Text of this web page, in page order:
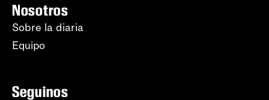
Nosotros
Sobre la diaria
Equipo
Seguinos